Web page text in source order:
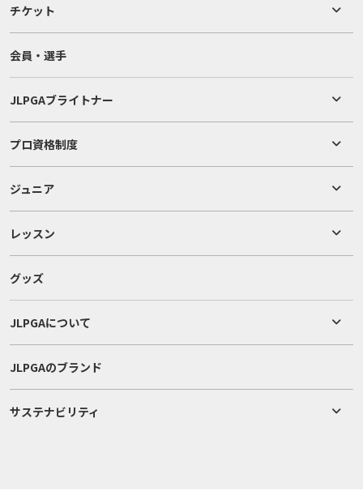
チケット
会員・選手
JLPGAブライトナー
プロ資格制度
ジュニア
レッスン
グッズ
JLPGAについて
JLPGAのブランド
サステナビリティ